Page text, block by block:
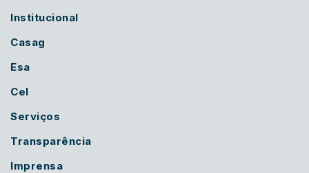
Institucional
Casag
Esa
Cel
Serviços
Transparência
Imprensa